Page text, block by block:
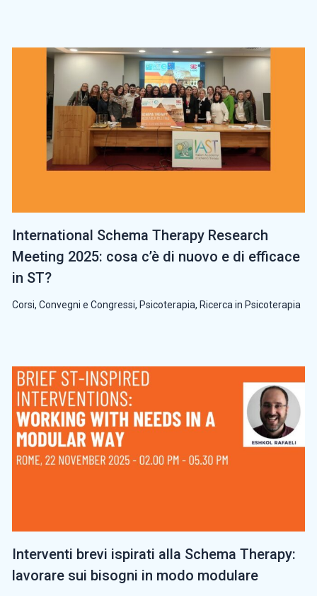
International Schema Therapy Research
Meeting 2025: cosa c’è di nuovo e di efficace
in ST?
Corsi, Convegni e Congressi, Psicoterapia, Ricerca in Psicoterapia
Interventi brevi ispirati alla Schema Therapy:
lavorare sui bisogni in modo modulare